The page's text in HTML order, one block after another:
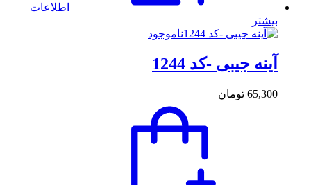
اطلاعات
بیشتر
ناموجود
آینه جیبی -کد 1244
65,300 تومان